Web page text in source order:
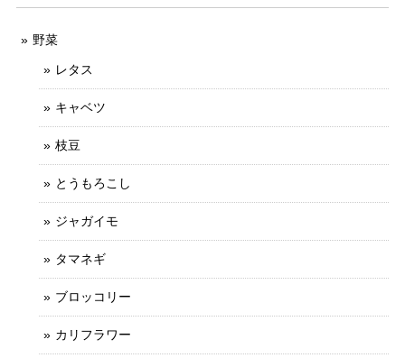
野菜
レタス
キャベツ
枝豆
とうもろこし
ジャガイモ
タマネギ
ブロッコリー
カリフラワー